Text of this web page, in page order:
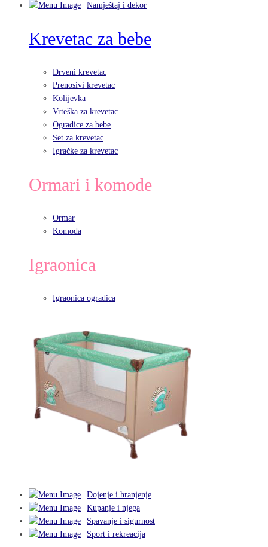
Namještaj i dekor
Krevetac za bebe
Drveni krevetac
Prenosivi krevetac
Kolijevka
Vrteška za krevetac
Ogradice za bebe
Set za krevetac
Igračke za krevetac
Ormari i komode
Ormar
Komoda
Igraonica
Igraonica ogradica
Dojenje i hranjenje
Kupanje i njega
Spavanje i sigurnost
Sport i rekreacija